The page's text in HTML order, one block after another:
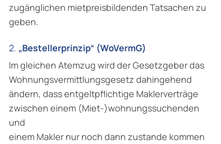
zugänglichen mietpreisbildenden Tatsachen zu
geben.
2. „Bestellerprinzip“ (WoVermG)
Im gleichen Atemzug wird der Gesetzgeber das
Wohnungsvermittlungsgesetz dahingehend
ändern, dass entgeltpflichtige Maklerverträge
zwischen einem (Miet-)wohnungssuchenden
und
einem Makler nur noch dann zustande kommen